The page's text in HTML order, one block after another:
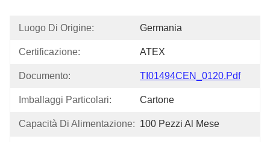
Luogo Di Origine: Germania
Certificazione: ATEX
Documento: TI01494CEN_0120.pdf
Imballaggi Particolari: Cartone
Capacità Di Alimentazione: 100 Pezzi Al Mese